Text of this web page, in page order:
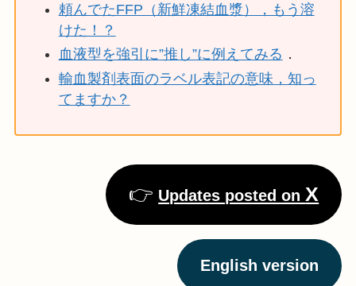
頼んでたFFP（新鮮凍結血漿），もう溶
けた！？
血液型を強引に”推し”に例えてみる ．
輸血製剤表面のラベル表記の意味，知っ
てますか？
👉 Updates posted onX
English version